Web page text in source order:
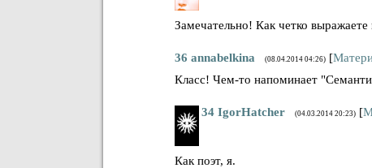
Замечательно! Как четко
36 annabelkina (08.04.2014 04:26) [
Класс! Чем-то напоминает
34 IgorHаtcher (04.03.2014 20:23) [
Как поэт, я.